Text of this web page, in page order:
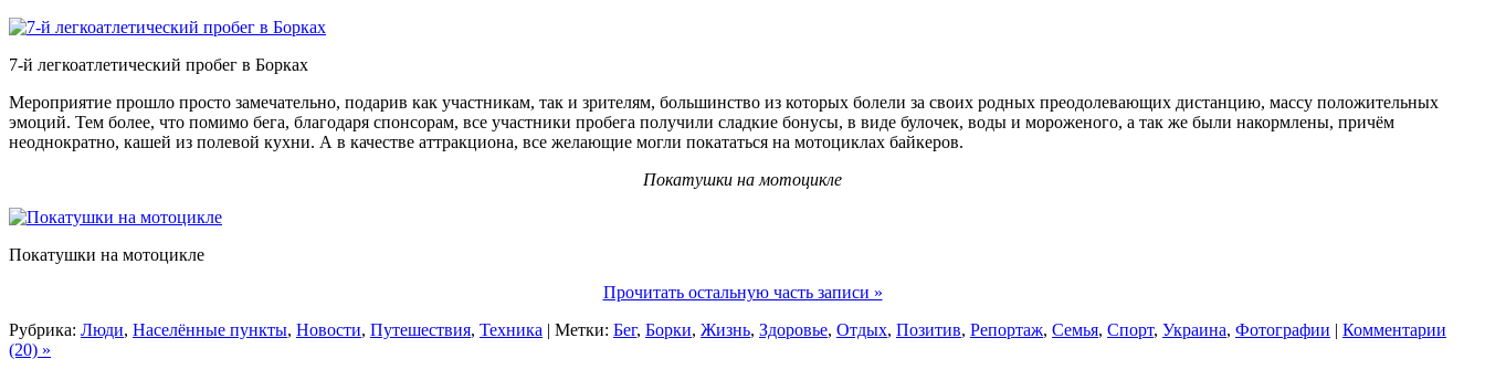
7-й легкоатлетический пробег в Борках
Мероприятие прошло просто замечательно, подарив как участникам, так и зрителям, большинство из которых болели за своих родных преодолевающих дистанцию, массу положительных
эмоций. Тем более, что помимо бега, благодаря спонсорам, все участники пробега получили сладкие бонусы, в виде булочек, воды и мороженого, а так же были накормлены, причём
неоднократно, кашей из полевой кухни. А в качестве аттракциона, все желающие могли покататься на мотоциклах байкеров.
Покатушки на мотоцикле
Покатушки на мотоцикле
Прочитать остальную часть записи »
Рубрика: Люди, Населённые пункты, Новости, Путешествия, Техника | Метки: Бег, Борки, Жизнь, Здоровье, Отдых, Позитив, Репортаж, Семья, Спорт, Украина, Фотографии | Комментарии
(20) »